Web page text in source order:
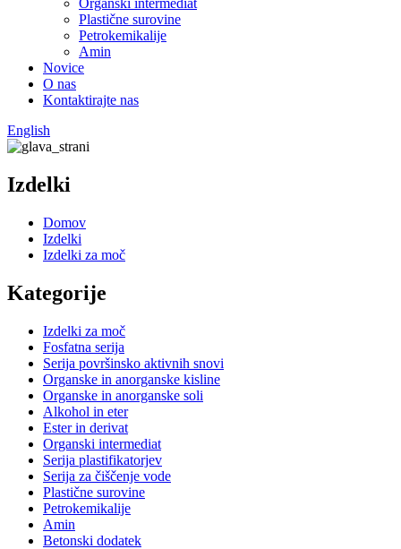
Organski intermediat
Plastične surovine
Petrokemikalije
Amin
Novice
O nas
Kontaktirajte nas
English
Izdelki
Domov
Izdelki
Izdelki za moč
Kategorije
Izdelki za moč
Fosfatna serija
Serija površinsko aktivnih snovi
Organske in anorganske kisline
Organske in anorganske soli
Alkohol in eter
Ester in derivat
Organski intermediat
Serija plastifikatorjev
Serija za čiščenje vode
Plastične surovine
Petrokemikalije
Amin
Betonski dodatek